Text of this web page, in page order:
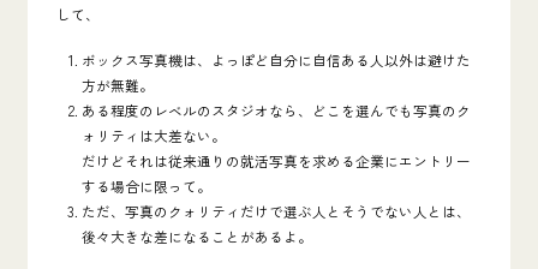
して、
ボックス写真機は、よっぽど自分に自信ある人以外は避けた
方が無難。
ある程度のレベルのスタジオなら、どこを選んでも写真のク
ォリティは大差ない。
だけどそれは従来通りの就活写真を求める企業にエントリー
する場合に限って。
ただ、写真のクォリティだけで選ぶ人とそうでない人とは、
後々大きな差になることがあるよ。